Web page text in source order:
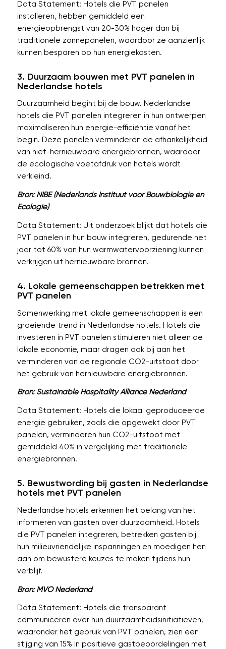
Data Statement: Hotels die PVT panelen
installeren, hebben gemiddeld een
energieopbrengst van 20-30% hoger dan bij
traditionele zonnepanelen, waardoor ze aanzienlijk
kunnen besparen op hun energiekosten.
3. Duurzaam bouwen met PVT panelen in
Nederlandse hotels
Duurzaamheid begint bij de bouw. Nederlandse
hotels die PVT panelen integreren in hun ontwerpen
maximaliseren hun energie-efficiëntie vanaf het
begin. Deze panelen verminderen de afhankelijkheid
van niet-hernieuwbare energiebronnen, waardoor
de ecologische voetafdruk van hotels wordt
verkleind.
Bron: NIBE (Nederlands Instituut voor Bouwbiologie en
Ecologie)
Data Statement: Uit onderzoek blijkt dat hotels die
PVT panelen in hun bouw integreren, gedurende het
jaar tot 60% van hun warmwatervoorziening kunnen
verkrijgen uit hernieuwbare bronnen.
4. Lokale gemeenschappen betrekken met
PVT panelen
Samenwerking met lokale gemeenschappen is een
groeiende trend in Nederlandse hotels. Hotels die
investeren in PVT panelen stimuleren niet alleen de
lokale economie, maar dragen ook bij aan het
verminderen van de regionale CO2-uitstoot door
het gebruik van hernieuwbare energiebronnen.
Bron: Sustainable Hospitality Alliance Nederland
Data Statement: Hotels die lokaal geproduceerde
energie gebruiken, zoals die opgewekt door PVT
panelen, verminderen hun CO2-uitstoot met
gemiddeld 40% in vergelijking met traditionele
energiebronnen.
5. Bewustwording bij gasten in Nederlandse
hotels met PVT panelen
Nederlandse hotels erkennen het belang van het
informeren van gasten over duurzaamheid. Hotels
die PVT panelen integreren, betrekken gasten bij
hun milieuvriendelijke inspanningen en moedigen hen
aan om bewustere keuzes te maken tijdens hun
verblijf.
Bron: MVO Nederland
Data Statement: Hotels die transparant
communiceren over hun duurzaamheidsinitiatieven,
waaronder het gebruik van PVT panelen, zien een
stijging van 15% in positieve gastbeoordelingen met